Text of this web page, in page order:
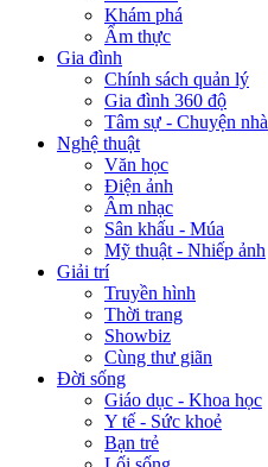
Khám phá
Ẩm thực
Gia đình
Chính sách quản lý
Gia đình 360 độ
Tâm sự - Chuyện nhà
Nghệ thuật
Văn học
Điện ảnh
Âm nhạc
Sân khấu - Múa
Mỹ thuật - Nhiếp ảnh
Giải trí
Truyền hình
Thời trang
Showbiz
Cùng thư giãn
Đời sống
Giáo dục - Khoa học
Y tế - Sức khoẻ
Bạn trẻ